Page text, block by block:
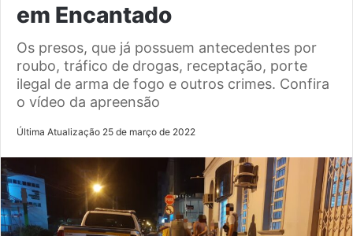
em Encantado
Os presos, que já possuem antecedentes por
roubo, tráfico de drogas, receptação, porte
ilegal de arma de fogo e outros crimes. Confira
o vídeo da apreensão
Última Atualização 25 de março de 2022